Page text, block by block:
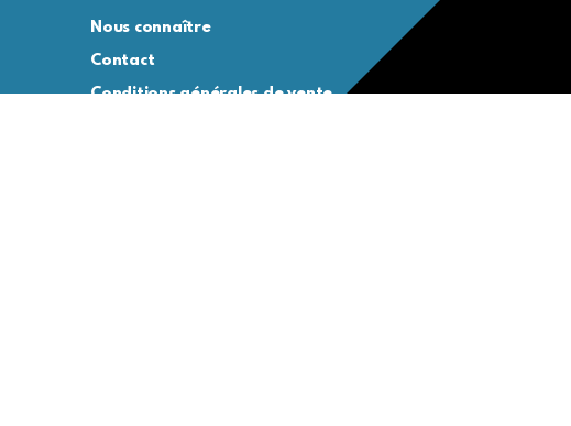
Nous connaître
Contact
Conditions générales de vente